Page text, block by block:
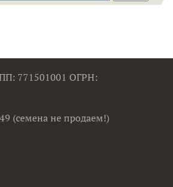
771501001 ОГРН:
(семена не продаем!)